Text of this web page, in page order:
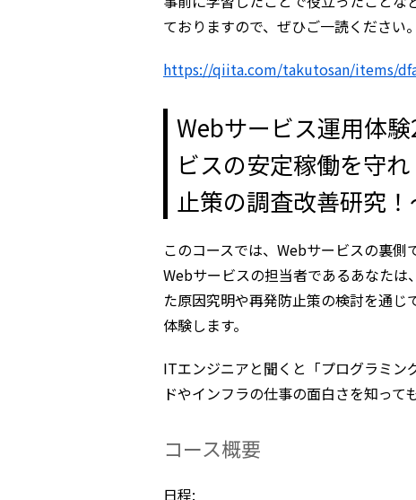
ておりますので、ぜひご一読ください。
https://qiita.com/takutosan/items/
Webサービス運用体
ビスの安定稼働を守
止策の調査改善研究！
このコースでは、Webサービスの裏
Webサービスの担当者であるあなたは
た原因究明や再発防止策の検討を通
体験します。
ITエンジニアと聞くと「プログラミン
ドやインフラの仕事の面白さを知って
コース概要
日程: